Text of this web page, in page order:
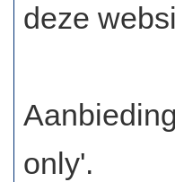
deze
only'.